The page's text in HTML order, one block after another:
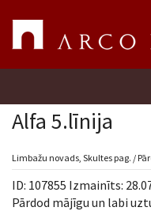
Meklēt īpašumu
Novērtēt īpašumu
Alfa 5.līnija
Limbažu novads, Skultes pag. /
ID: 107855 Izmainīts:
Pārdod mājīgu un labi